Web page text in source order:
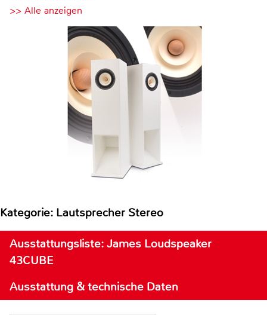
>> Alle anzeigen
Kategorie: Lautsprecher Stereo
Ausstattungsliste: James Loudspeaker
43CUBE
Ausstattung & technische Daten